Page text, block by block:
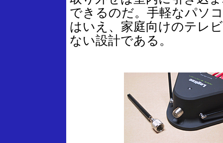
できるのだ。手軽なパソ
はいえ、家庭向けのテレ
ない設計である。